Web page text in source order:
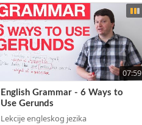
07:59
English Grammar - 6 Ways to
Use Gerunds
Lekcije engleskog jezika